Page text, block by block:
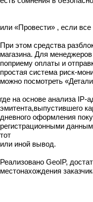
или «Провести» , если все
При этом средства
магазина. Для
поприему оплаты и
простая система риск-
можно посмотреть
где на основе анализа IP-
эмитента,выпустившего
дневного оформления
регистрационными
тот
или иной вывод.
Реализовано GeoIP,
местонахождения